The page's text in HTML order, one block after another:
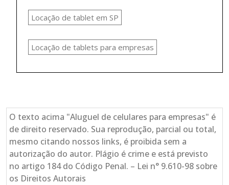
Locação de tablet em SP
Locação de tablets para empresas
O texto acima "Aluguel de celulares para empresas" é
de direito reservado. Sua reprodução, parcial ou total,
mesmo citando nossos links, é proibida sem a
autorização do autor. Plágio é crime e está previsto
no artigo 184 do Código Penal. – Lei n° 9.610-98 sobre
os Direitos Autorais